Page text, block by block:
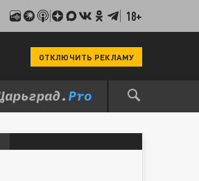
18+
ОТКЛЮЧИТЬ РЕКЛАМУ